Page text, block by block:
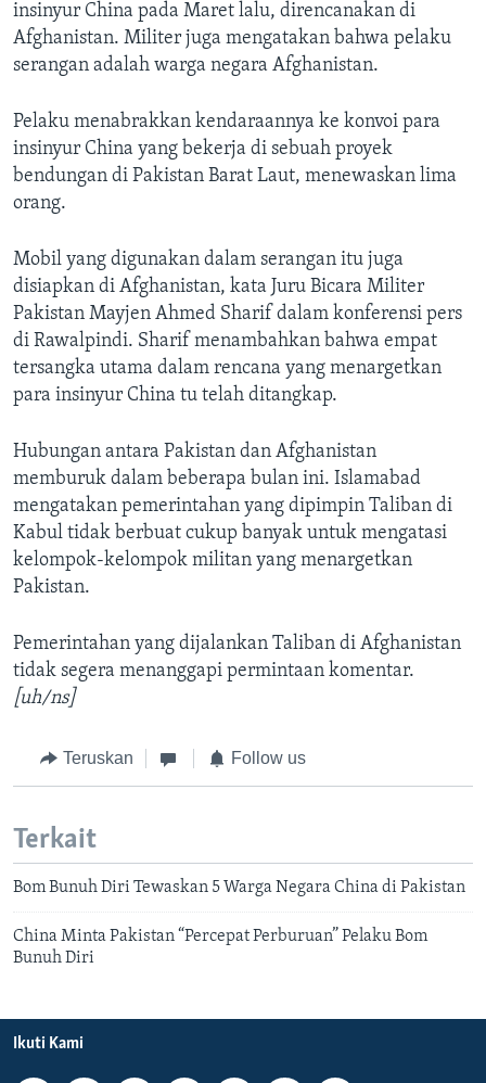
insinyur China pada Maret lalu, direncanakan di
Afghanistan. Militer juga mengatakan bahwa pelaku
serangan adalah warga negara Afghanistan.
Pelaku menabrakkan kendaraannya ke konvoi para
insinyur China yang bekerja di sebuah proyek
bendungan di Pakistan Barat Laut, menewaskan lima
orang.
Mobil yang digunakan dalam serangan itu juga
disiapkan di Afghanistan, kata Juru Bicara Militer
Pakistan Mayjen Ahmed Sharif dalam konferensi pers
di Rawalpindi. Sharif menambahkan bahwa empat
tersangka utama dalam rencana yang menargetkan
para insinyur China tu telah ditangkap.
Hubungan antara Pakistan dan Afghanistan
memburuk dalam beberapa bulan ini. Islamabad
mengatakan pemerintahan yang dipimpin Taliban di
Kabul tidak berbuat cukup banyak untuk mengatasi
kelompok-kelompok militan yang menargetkan
Pakistan.
Pemerintahan yang dijalankan Taliban di Afghanistan
tidak segera menanggapi permintaan komentar.
[uh/ns]
Teruskan Follow us
Terkait
Bom Bunuh Diri Tewaskan 5 Warga Negara China di Pakistan
China Minta Pakistan “Percepat Perburuan” Pelaku Bom
Bunuh Diri
Ikuti Kami